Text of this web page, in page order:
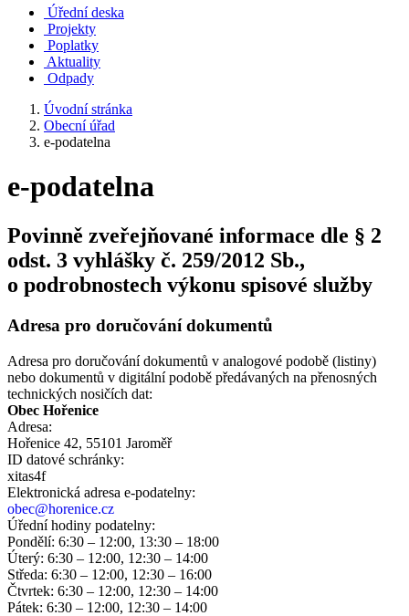
Úřední deska
Projekty
Poplatky
Aktuality
Odpady
Úvodní stránka
Obecní úřad
e-podatelna
e-podatelna
Povinně zveřejňované informace dle § 2
odst. 3 vyhlášky č. 259/2012 Sb.,
o podrobnostech výkonu spisové služby
Adresa pro doručování dokumentů
Adresa pro doručování dokumentů v analogové podobě (listiny)
nebo dokumentů v digitální podobě předávaných na přenosných
technických nosičích dat:
Obec Hořenice
Adresa:
Hořenice 42, 55101 Jaroměř
ID datové schránky:
xitas4f
Elektronická adresa e‑podatelny:
obec@horenice.cz
Úřední hodiny podatelny:
Pondělí: 6:30 – 12:00, 13:30 – 18:00
Úterý: 6:30 – 12:00, 12:30 – 14:00
Středa: 6:30 – 12:00, 12:30 – 16:00
Čtvrtek: 6:30 – 12:00, 12:30 – 14:00
Pátek: 6:30 – 12:00, 12:30 – 14:00